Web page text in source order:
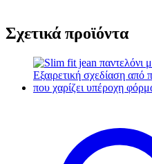
Σχετικά προϊόντα